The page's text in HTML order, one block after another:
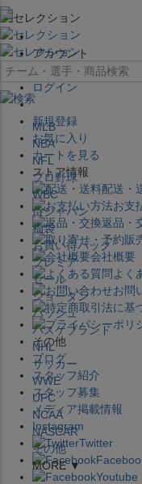
×
アカウント
ログイン
新規登録
お気に入り
カートを見る
ストア情報
配送・
お支
返品・
会社概要
よく
お問
その他
ブログ
スタッフ紹介
スタッフ募集
メディア掲載情報
Instagram
Twitter
Youtube
MLB
NBA
NFL
プロ野球
WBC
侍ジャパン
福袋
お買い得パック
プレミア
セール
ジョーダン
バッシュ
バスケブランド
NHL
サッカー
WWE
UFC
NCAA
NASCAR
その他
MORE ▼